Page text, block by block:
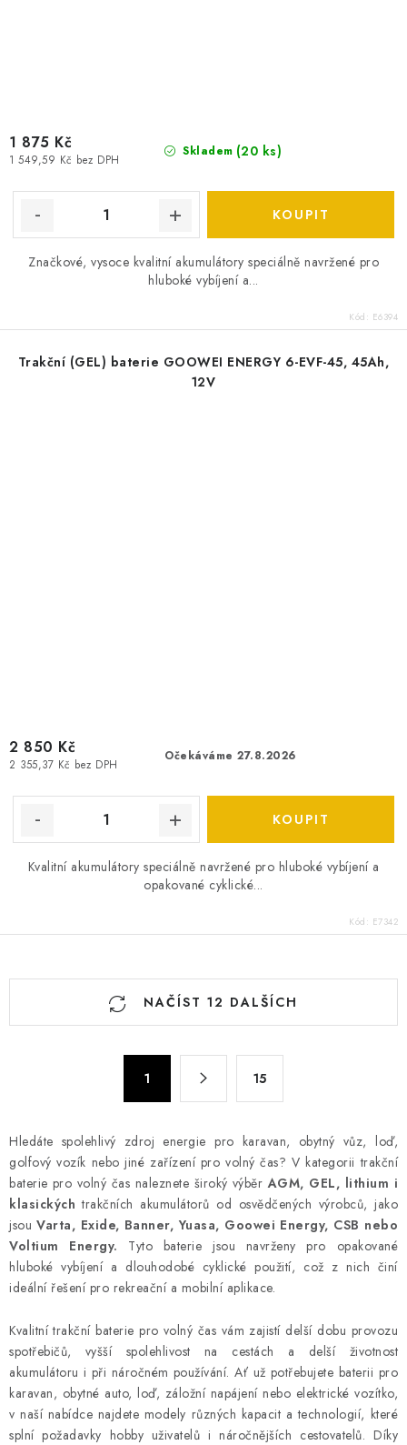
Skladem (20 ks)
1 549,59 Kč bez DPH
1 875 Kč
Značkové, vysoce kvalitní akumulátory speciálně navržené pro
hluboké vybíjení a...
Kód: E6394
Trakční (GEL) baterie GOOWEI ENERGY 6-EVF-45, 45Ah,
12V
Očekáváme 27.8.2026
2 355,37 Kč bez DPH
2 850 Kč
Kvalitní akumulátory speciálně navržené pro hluboké vybíjení a
opakované cyklické...
Kód: E7342
O
c
í
p
r
v
k
y
v
ý
p
i
s
u
NAČÍST 12 DALŠÍCH
á
n
k
o
v
á
n
í
1 15
Hledáte spolehlivý zdroj energie pro karavan, obytný vůz, loď,
golfový vozík nebo jiné zařízení pro volný čas? V kategorii trakční
baterie pro volný čas naleznete široký výběrAGM, GEL, lithium i
klasických trakčních akumulátorů od osvědčených výrobců, jako
jsouVarta, Exide, Banner, Yuasa, Goowei Energy, CSB nebo
Voltium Energy. Tyto baterie jsou navrženy pro opakované
hluboké vybíjení a dlouhodobé cyklické použití, což z nich činí
ideální řešení pro rekreační a mobilní aplikace.
Kvalitní trakční baterie pro volný čas vám zajistí delší dobu provozu
spotřebičů, vyšší spolehlivost na cestách a delší životnost
akumulátoru i při náročném používání. Ať už potřebujete baterii pro
karavan, obytné auto, loď, záložní napájení nebo elektrické vozítko,
v naší nabídce najdete modely různých kapacit a technologií, které
splní požadavky hobby uživatelů i náročnějších cestovatelů. Díky